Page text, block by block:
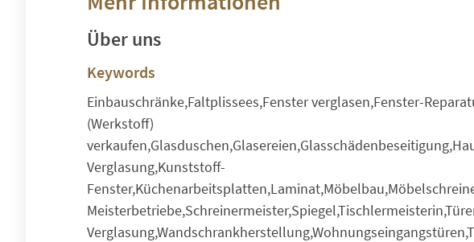
Über uns
Keywords
Einbauschränke,Faltplissees,Fenster verglasen,Fenster-
(Werkstoff)
Verglasung,Kunststoff-